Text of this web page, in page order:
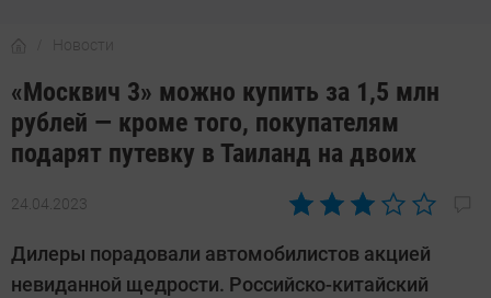
Новости
«Москвич 3» можно купить за 1,5 млн
рублей — кроме того, покупателям
подарят путевку в Таиланд на двоих
24.04.2023
Автор:
Калашников
Дилеры порадовали автомобилистов акцией
невиданной щедрости. Российско-китайский